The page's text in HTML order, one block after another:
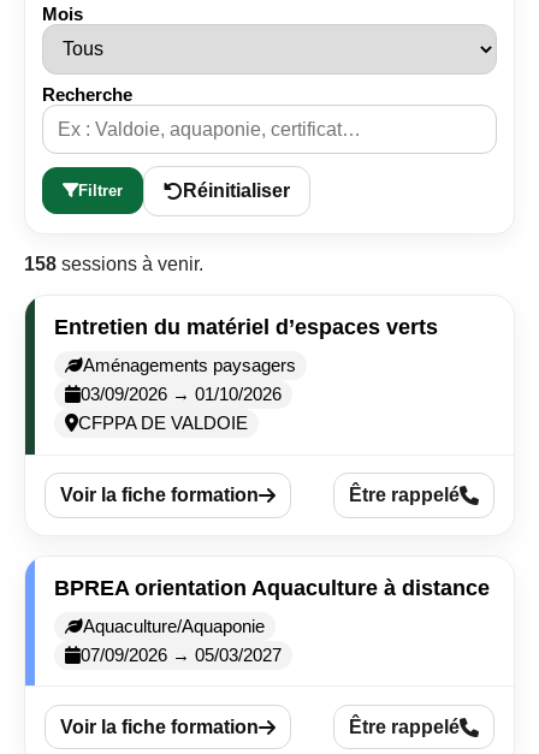
Mois
Recherche
Filtrer Réinitialiser
158 sessions à venir.
Entretien du matériel d’espaces verts
Aménagements paysagers
03/09/2026 → 01/10/2026
CFPPA DE VALDOIE
Voir la fiche formation Être rappelé
BPREA orientation Aquaculture à distance
Aquaculture/Aquaponie
07/09/2026 → 05/03/2027
Voir la fiche formation Être rappelé
Niveau de gris
Liens soulignés Grossir
Curseur noir Curseur blanc